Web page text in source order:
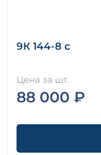
9К 144-8 с
Цена за шт.
88 000 ₽